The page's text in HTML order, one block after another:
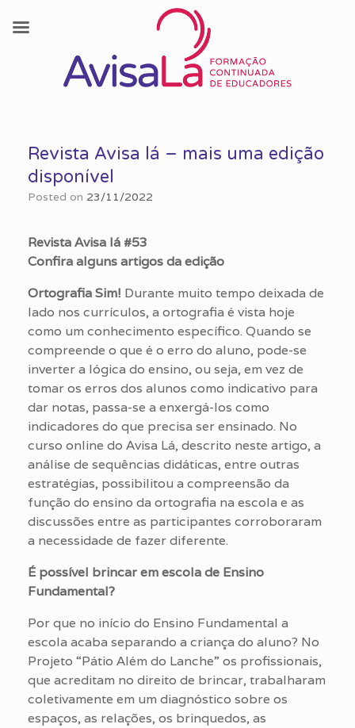
contentRevista Avisa lá – mais uma edição
disponível
Posted on 23/11/2022
Revista Avisa lá #53
Confira alguns artigos da edição
Ortografia Sim! Durante muito tempo deixada de
lado nos currículos, a ortografia é vista hoje
como um conhecimento específico. Quando se
compreende o que é o erro do aluno, pode-se
inverter a lógica do ensino, ou seja, em vez de
tomar os erros dos alunos como indicativo para
dar notas, passa-se a enxergá-los como
indicadores do que precisa ser ensinado. No
curso online do Avisa Lá, descrito neste artigo, a
análise de sequências didáticas, entre outras
estratégias, possibilitou a compreensão da
função do ensino da ortografia na escola e as
discussões entre as participantes corroboraram
a necessidade de fazer diferente.
É possível brincar em escola de Ensino
Fundamental?
Por que no início do Ensino Fundamental a
escola acaba separando a criança do aluno? No
Projeto “Pátio Além do Lanche” os profissionais,
que acreditam no direito de brincar, trabalharam
coletivamente em um diagnóstico sobre os
espaços, as relações, os brinquedos, as